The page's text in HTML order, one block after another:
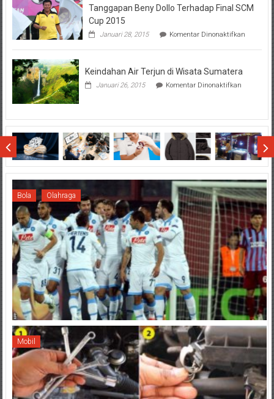
Penting
Hasil
Tanggapan Beny Dollo Terhadap Final SCM
Cup 2015
Januari 28, 2015 Komentar Dinonaktifkanpada
Beny
Keindahan Air Terjun di Wisata Sumatera
Januari 26, 2015 Komentar Dinonaktifkanpada
di
Wisata
Sumatera
Bola Olahraga
Mobil